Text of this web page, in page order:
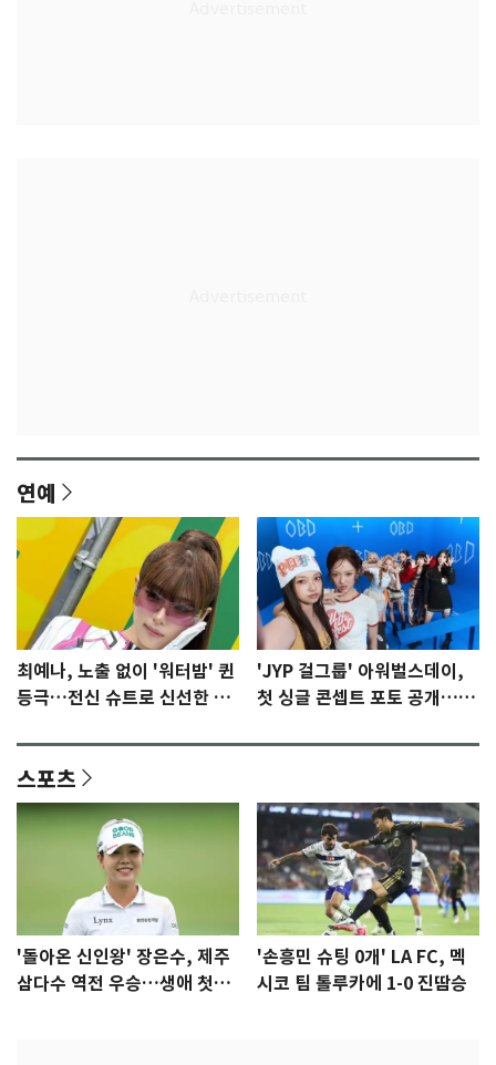
연예
최예나, 노출 없이 '워터밤' 퀸
등극…전신 슈트로 신선한 충
'JYP 걸그룹' 아워벌스데이,
첫 싱글 콘셉트 포토 공개…청
스포츠
'돌아온 신인왕' 장은수, 제주
삼다수 역전 우승…생애 첫승
'손흥민 슈팅 0개' LA FC, 멕
시코 팀 톨루카에 1-0 진땀승